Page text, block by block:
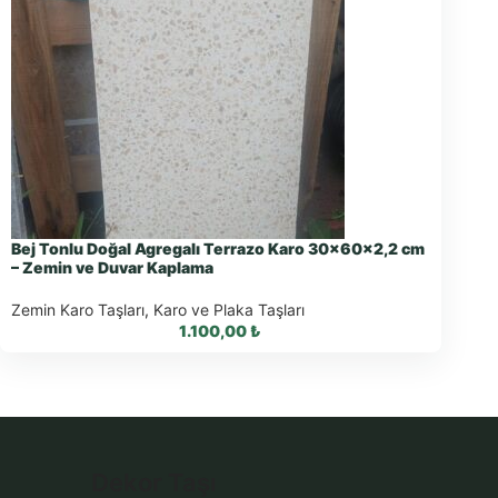
Bej Tonlu Doğal Agregalı Terrazo Karo 30x60x2,2 cm
– Zemin ve Duvar Kaplama
Zemin Karo Taşları, Karo ve Plaka Taşları
1.100,00₺